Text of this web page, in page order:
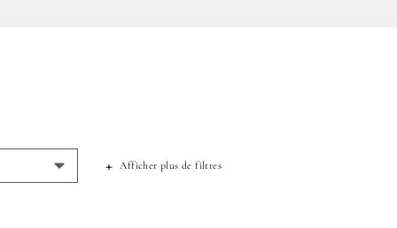
Afficher plus de filtres